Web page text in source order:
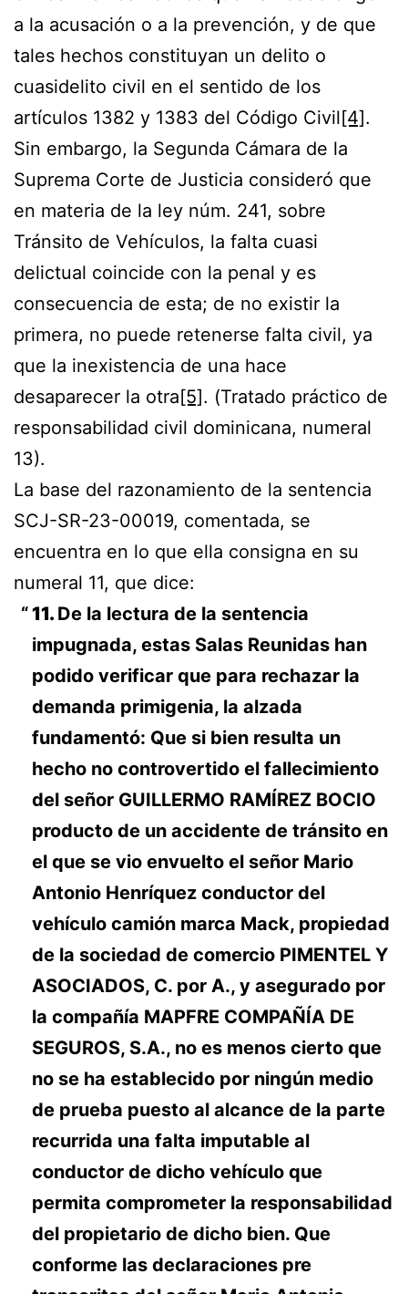
a la acusación o a la prevención, y de que
tales hechos constituyan un delito o
cuasidelito civil en el sentido de los
artículos 1382 y 1383 del Código Civil[4].
Sin embargo, la Segunda Cámara de la
Suprema Corte de Justicia consideró que
en materia de la ley núm. 241, sobre
Tránsito de Vehículos, la falta cuasi
delictual coincide con la penal y es
consecuencia de esta; de no existir la
primera, no puede retenerse falta civil, ya
que la inexistencia de una hace
desaparecer la otra[5]. (Tratado práctico de
responsabilidad civil dominicana, numeral
13).
La base del razonamiento de la sentencia
SCJ-SR-23-00019, comentada, se
encuentra en lo que ella consigna en su
numeral 11, que dice:
11. De la lectura de la sentencia
impugnada, estas Salas Reunidas han
podido verificar que para rechazar la
demanda primigenia, la alzada
fundamentó: Que si bien resulta un
hecho no controvertido el fallecimiento
del señor GUILLERMO RAMÍREZ BOCIO
producto de un accidente de tránsito en
el que se vio envuelto el señor Mario
Antonio Henríquez conductor del
vehículo camión marca Mack, propiedad
de la sociedad de comercio PIMENTEL Y
ASOCIADOS, C. por A., y asegurado por
la compañía MAPFRE COMPAÑÍA DE
SEGUROS, S.A., no es menos cierto que
no se ha establecido por ningún medio
de prueba puesto al alcance de la parte
recurrida una falta imputable al
conductor de dicho vehículo que
permita comprometer la responsabilidad
del propietario de dicho bien. Que
conforme las declaraciones pre